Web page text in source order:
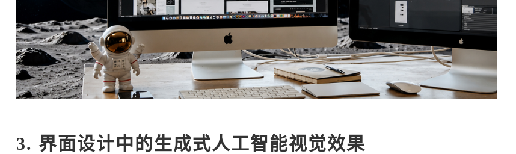
3. 界面设计中的生成式人工智能视觉效果